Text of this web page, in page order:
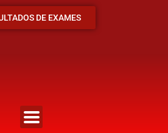
DE EXAMES